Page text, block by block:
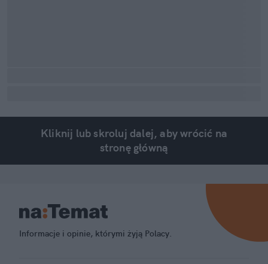
Kliknij lub skroluj dalej, aby wrócić na
stronę główną
Informacje i opinie, którymi żyją Polacy.